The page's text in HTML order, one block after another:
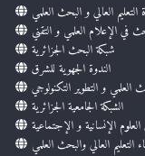
التعليم العالي و البحث العلمي
في الإعلام العلمي و التقني
شبكة البحث الجزائرية
الندوة الجهوية للشرق
العلمي و التطوير التكنولوجي
الشبكة الجامعية الجزائرية
الإنسانية و الإجتماعية
التعليم العالي والبحث العلمي